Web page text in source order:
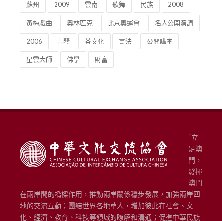
蘇州 2009 雲南 歌舞 民族 2008
黃梅戲曲 奧林匹克 北京奧運會 名人公開演講
2006 古琴 茶文化 書法 公開講座
星雲大師 佛學 財富
“立
足澳
門，
發揮
澳門
在兩岸間的橋樑作用，推動兩岸關係穩步發展，加強兩岸四
地的交流互動；團結世界各地華人，增加彼此在社會、文
化、經濟、教育、科技等領域的瞭解和溝通；促進中華民族